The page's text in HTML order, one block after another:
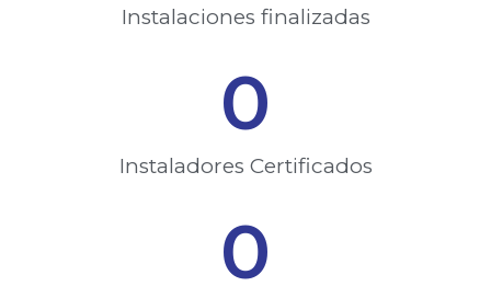
Instalaciones finalizadas​
Instaladores Certificados​
0
0